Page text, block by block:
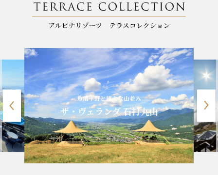
魚沼平野と雄大な山並み
ザ・ヴェランダ 石打丸山